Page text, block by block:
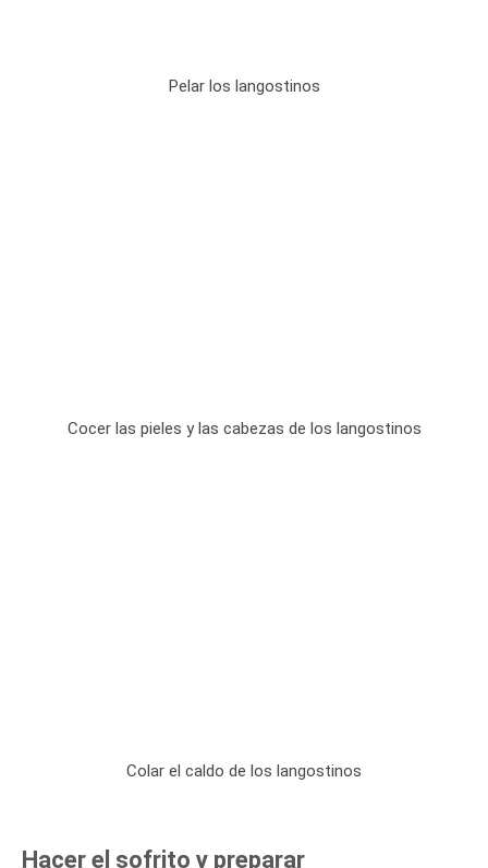
Pelar los langostinos
Cocer las pieles y las cabezas de los langostinos
Colar el caldo de los langostinos
Hacer el sofrito y preparar